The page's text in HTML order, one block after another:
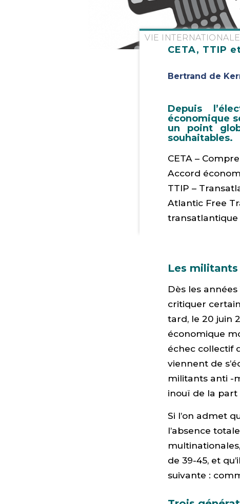
CETA, TTIP
VIE INTERNATIONALE
Bertrand de
Depuis
économique
un point
souhaitables.
CETA –
Accord
TTIP –
Atlantic Free
transatlantique
Les
Dès les
critiquer
tard, le 20 juin
économique
échec collectif
viennent de
militants anti -
inouï de la part
Si l’on admet
l’absence
de 39-45, et
suivante :